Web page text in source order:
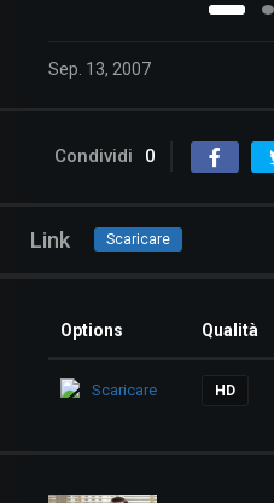
Sep. 13, 2007
Condividi 0
Link Scaricare
Options Qualità
Scaricare HD